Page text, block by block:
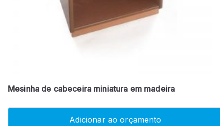
Mesinha de cabeceira miniatura em madeira
Adicionar ao orçamento